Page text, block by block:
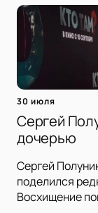
30 июля
Сергей
дочерью
Сергей
поделился
Восхищение